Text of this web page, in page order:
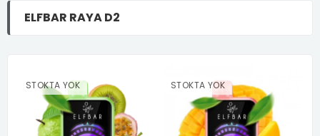
ELFBAR RAYA D2
STOKTA YOK STOKTA YOK